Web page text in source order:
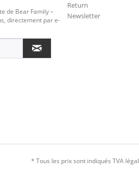
de Bear Family –
directement par e-
Return
Newsletter
* Tous les prix sont indiqués TVA